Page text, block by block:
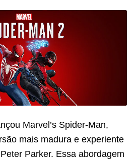
Marvel’s Spider-Man,
mais madura e experiente
Parker. Essa abordagem